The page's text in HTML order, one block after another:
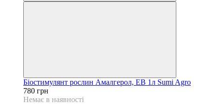
Біостимулянт рослин Амалгерол, ЕВ 1л Sumi Agro
780 грн
Немає в наявності